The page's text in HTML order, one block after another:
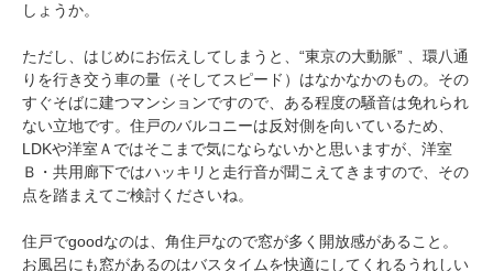
しょうか。
ただし、はじめにお伝えしてしまうと、“東京の大動脈” 、環八通
りを行き交う車の量（そしてスピード）はなかなかのもの。その
すぐそばに建つマンションですので、ある程度の騒音は免れられ
ない立地です。住戸のバルコニーは反対側を向いているため、
LDKや洋室Ａではそこまで気にならないかと思いますが、洋室
Ｂ・共用廊下ではハッキリと走行音が聞こえてきますので、その
点を踏まえてご検討くださいね。
住戸でgoodなのは、角住戸なので窓が多く開放感があること。
お風呂にも窓があるのはバスタイムを快適にしてくれるうれしい